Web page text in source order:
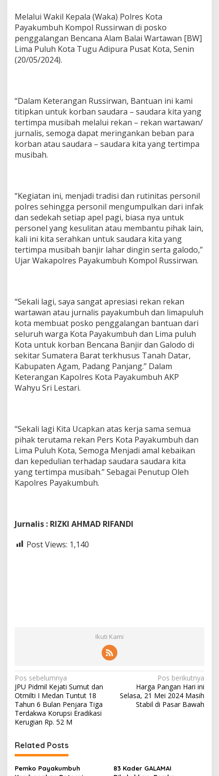
Melalui Wakil Kepala (Waka) Polres Kota
Payakumbuh Kompol Russirwan di posko
penggalangan Bencana Alam Balai Wartawan [BW]
Lima Puluh Kota Tugu Adipura Pusat Kota, Senin
(20/05/2024).
“Dalam Keterangan Russirwan, Bantuan ini kami
titipkan untuk korban saudara – saudara kita yang
tertimpa musibah melalui rekan – rekan wartawan/
jurnalis, semoga dapat meringankan beban para
korban atau saudara – saudara kita yang tertimpa
musibah.
“Kegiatan ini, menjadi tradisi dan rutinitas personil
polres sehingga personil mengumpulkan dari infak
dan sedekah setiap apel pagi, biasa nya untuk
personel yang kesulitan atau membantu pihak lain,
kali ini kita serahkan untuk saudara kita yang
tertimpa musibah banjir lahar dingin serta galodo,”
Ujar Wakapolres Payakumbuh Kompol Russirwan.
“Sekali lagi, saya sangat apresiasi rekan rekan
wartawan atau jurnalis payakumbuh dan limapuluh
kota membuat posko penggalangan bantuan dari
seluruh warga Kota Payakumbuh dan Lima puluh
Kota untuk korban Bencana Banjir dan Galodo di
sekitar Sumatera Barat terkhusus Tanah Datar,
Kabupaten Agam, Padang Panjang.” Dalam
Keterangan Kapolres Kota Payakumbuh AKP
Wahyu Sri Lestari.
“Sekali lagi Kita Ucapkan atas kerja sama semua
pihak terutama rekan Pers Kota Payakumbuh dan
Lima Puluh Kota, Semoga Menjadi amal kebaikan
dan kepedulian terhadap saudara saudara kita
yang tertimpa musibah.” Sebagai Penutup Oleh
Kapolres Payakumbuh.
Jurnalis : RIZKI AHMAD RIFANDI
Post Views: 1,140
Ikuti Kami
N
a
v
i
a
s
Pos sebelumnya
JPU Pidmil Kejati Sumut dan
Otmilti I Medan Tuntut 18
Tahun 6 Bulan Penjara Tiga
Terdakwa Korupsi Eradikasi
Kerugian Rp. 52 M
Pos berikutnya
Harga Pangan Hari ini
Selasa, 21 Mei 2024 Masih
Stabil di Pasar Bawah
Related Posts
Pemko Payakumbuh
83 Kader GALAMAI